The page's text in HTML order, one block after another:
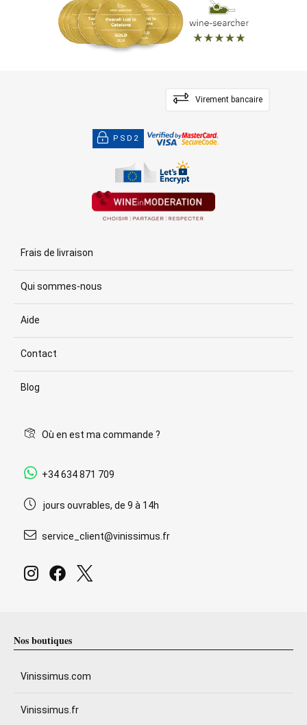
Virement bancaire
PSD2
Frais de livraison
Qui sommes-nous
Aide
Contact
Blog
Où en est ma commande ?
+34 634 871 709
jours ouvrables, de 9 à 14h
service_client@vinissimus.fr
Nos boutiques
Vinissimus.com
Vinissimus.fr